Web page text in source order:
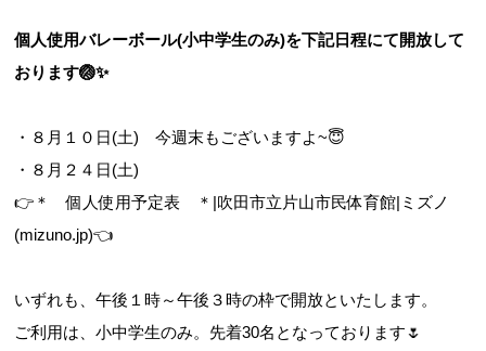
お問合せフォーム
吹田市スポーツ施設予約システム(OPAS)
個人使用バレーボール(小中学生のみ)を下記日程にて開放して
おります🏐✨
・８月１０日(土) 今週末もございますよ~😇
・８月２４日(土)
👉 ＊ 個人使用予定表 ＊|吹田市立片山市民体育館|ミズノ
(mizuno.jp)👈
いずれも、午後１時～午後３時の枠で開放といたします。
ご利用は、小中学生のみ。先着30名となっております🌷